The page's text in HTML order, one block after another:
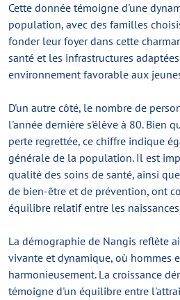
Cette donnée témoigne d'une
population, avec des familles
fonder leur foyer dans cette
santé et les infrastructures
environnement favorable aux
D'un autre côté, le nombre de
l'année dernière s'élève à 80. Bien
perte regrettée, ce chiffre indique
générale de la population. Il est
qualité des soins de santé, ainsi
de bien-être et de prévention, ont
équilibre relatif entre les
La démographie de Nangis reflète
vivante et dynamique, où hommes
harmonieusement. La croissance
témoigne d'un équilibre entre